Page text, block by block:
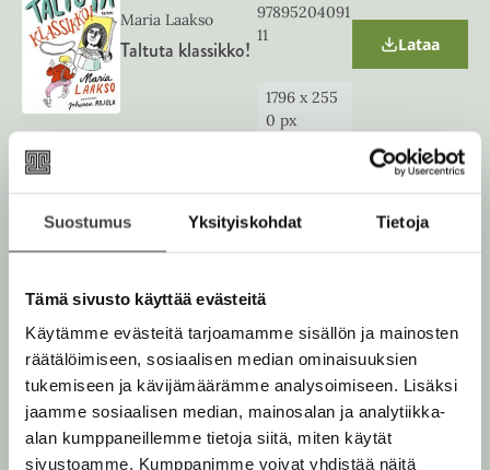
Suostumus Yksityiskohdat Tietoja
Tämä sivusto käyttää evästeitä
Käytämme evästeitä tarjoamamme sisällön ja mainosten
räätälöimiseen, sosiaalisen median ominaisuuksien
tukemiseen ja kävijämäärämme analysoimiseen. Lisäksi
jaamme sosiaalisen median, mainosalan ja analytiikka-
alan kumppaneillemme tietoja siitä, miten käytät
sivustoamme. Kumppanimme voivat yhdistää näitä
b
Maria Laakso
Taltuta klassikko!
97895204091
11
1796 x255
0 px
O
p
i
n
w
Lataa
Maria Laakso
ISBN
1400 x140
0px
n
s
n
n
e
w